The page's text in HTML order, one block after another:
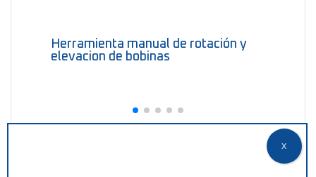
Herramienta manual de rotación y
elevacion de bobinas